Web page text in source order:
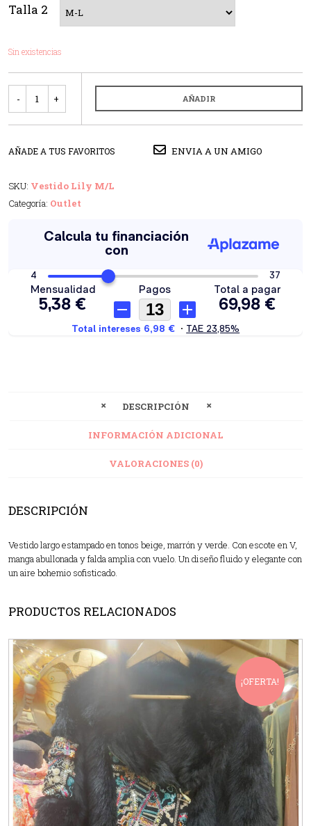
Talla 2
Sin existencias
AÑADIR
AÑADE A TUS FAVORITOS ENVIA A UN AMIGO
SKU: Vestido Lily M/L
Categoría: Outlet
DESCRIPCIÓN
INFORMACIÓN ADICIONAL
VALORACIONES (0)
DESCRIPCIÓN
Vestido largo estampado en tonos beige, marrón y verde. Con escote en V,
manga abullonada y falda amplia con vuelo. Un diseño fluido y elegante con
un aire bohemio sofisticado.
PRODUCTOS RELACIONADOS
¡OFERTA!